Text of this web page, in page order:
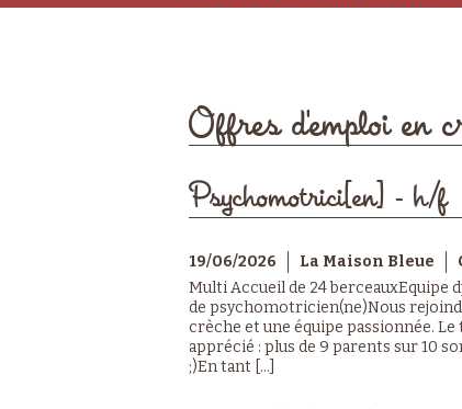
Offres d'emploi en
Psychomotrici[en] - h/f
19/06/2026 La Maison Bleue
Multi Accueil de 24 berceauxEquipe
de psychomotricien(ne)Nous
crèche et une équipe passionnée.
apprécié : plus de 9 parents sur 10
;)En tant [...]